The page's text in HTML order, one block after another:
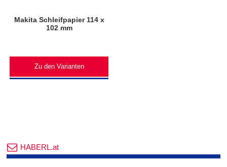
Makita Schleifpapier 114 x
102 mm
Zu den Varianten
HABERL.at